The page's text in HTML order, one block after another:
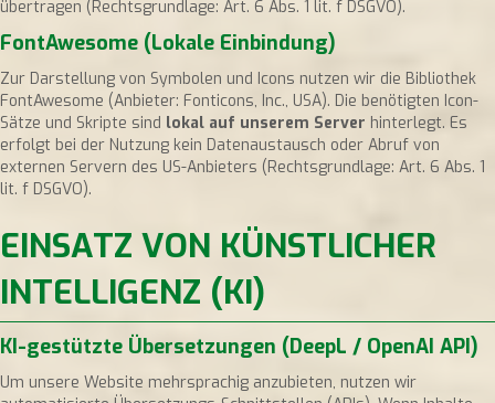
übertragen (Rechtsgrundlage: Art. 6 Abs. 1 lit. f DSGVO).
FontAwesome (Lokale Einbindung)
Zur Darstellung von Symbolen und Icons nutzen wir die Bibliothek
FontAwesome (Anbieter: Fonticons, Inc., USA). Die benötigten Icon-
Sätze und Skripte sind lokal auf unserem Server hinterlegt. Es
erfolgt bei der Nutzung kein Datenaustausch oder Abruf von
externen Servern des US-Anbieters (Rechtsgrundlage: Art. 6 Abs. 1
lit. f DSGVO).
EINSATZ VON KÜNSTLICHER
INTELLIGENZ (KI)
KI-gestützte Übersetzungen (DeepL / OpenAI API)
Um unsere Website mehrsprachig anzubieten, nutzen wir